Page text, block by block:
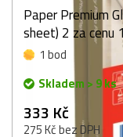
Paper Premium
sheet) 2 za cenu
1 bod
Skladem > 9 ks
333 Kč
275 Kč bez DPH